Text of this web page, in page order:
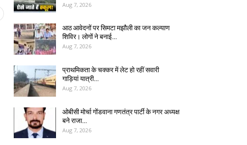
Aug 7, 2026
आठ आवेदनों पर सिमटा मझौली का जन कल्याण
शिविर। लोगों ने बनाई…
Aug 7, 2026
प्राथमिकता के चक्कर में लेट हो रहीं सवारी
गाड़ियां यात्री…
Aug 7, 2026
ओबीसी मोर्चा गोंडवाना गणतंत्र पार्टी के नगर अध्यक्ष
बने राजा…
Aug 7, 2026